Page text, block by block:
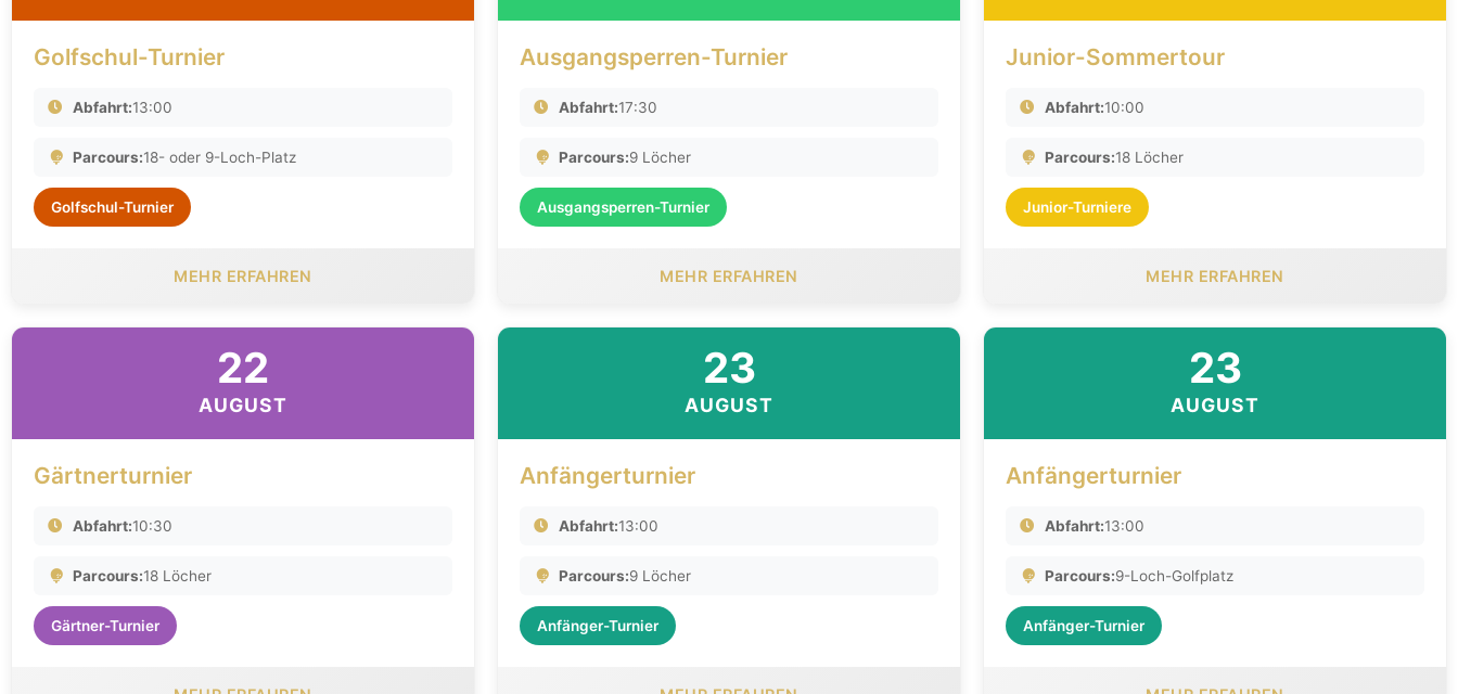
Golfschul-Turnier
Abfahrt:13:00
Parcours:18- oder 9-Loch-Platz
Golfschul-Turnier
MEHR ERFAHREN
Ausgangsperren-Turnier
Abfahrt:17:30
Parcours:9 Löcher
Ausgangsperren-Turnier
MEHR ERFAHREN
Junior-Sommertour
Abfahrt:10:00
Parcours:18 Löcher
Junior-Turniere
MEHR ERFAHREN
22
AUGUST
Gärtnerturnier
Abfahrt:10:30
Parcours:18 Löcher
Gärtner-Turnier
23
AUGUST
Anfängerturnier
Abfahrt:13:00
Parcours:9 Löcher
Anfänger-Turnier
23
AUGUST
Anfängerturnier
Abfahrt:13:00
Parcours:9-Loch-Golfplatz
Anfänger-Turnier